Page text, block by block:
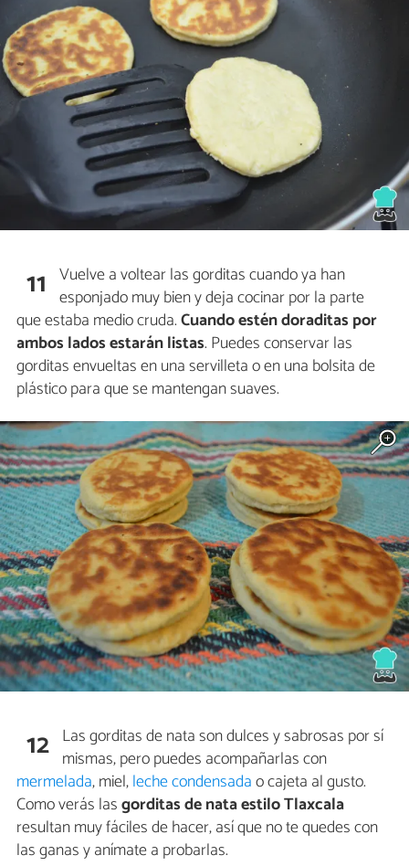
11 Vuelve a voltear las gorditas cuando ya han
esponjado muy bien y deja cocinar por la parte
que estaba medio cruda.Cuando estén doraditas por
ambos lados estarán listas. Puedes conservar las
gorditas envueltas en una servilleta o en una bolsita de
plástico para que se mantengan suaves.
12 Las gorditas de nata son dulces y sabrosas por sí
mismas, pero puedes acompañarlas con
mermelada, miel,leche condensadao cajeta al gusto.
Como verás lasgorditas de nata estilo Tlaxcala
resultan muy fáciles de hacer, así que no te quedes con
las ganas y anímate a probarlas.